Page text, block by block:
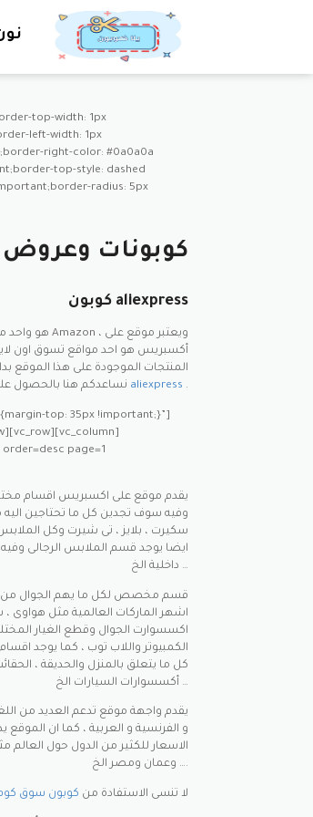
top-width: 1px
left-width: 1px
right-color: #0a0a0a
top-style: dashed
radius: 5px
كوبونات
كوبون aliexpress
أكسبريس هو احد مواقع تسوق اون
المنتجات الموجودة على هذا الموقع
نساعدكم هنا بالحصول كوبون خصم aliexpress .
top: 35px !important;}”]
page=1
يقدم موقع على اكسبريس اقسام
وفيه سوف تجدين كل ما تحتاجين اليه
سكيرت ، بلايز ، تى شيرت وكل
ايضا يوجد قسم الملابس الرجالى
داخلية الخ …
اشهر الماركات العالمية مثل هواوى
اكسسوارت الجوال وقطع الغيار
الكمبيوتر واللاب توب ، كما يوجد
كل ما يتعلق بالمنزل والحديقة ،
أكسسوارات السيارات الخ …
و الفرنسية و العربية ، كما ان
الاسعار للكثير من الدول حول العالم
وعمان ومصر الخ ….
لا تنسى الاستفادة من كوبون سوق